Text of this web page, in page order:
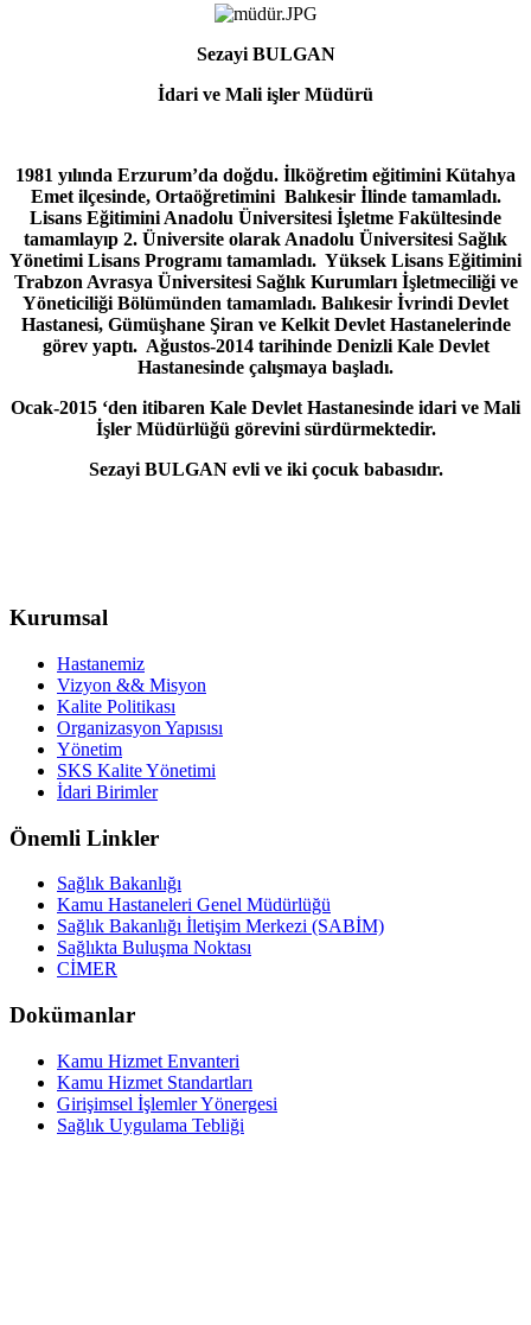
Sezayi BULGAN
İdari ve Mali işler Müdürü
1981 yılında Erzurum’da doğdu. İlköğretim eğitimini Kütahya
Emet ilçesinde, Ortaöğretimini Balıkesir İlinde tamamladı.
Lisans Eğitimini Anadolu Üniversitesi İşletme Fakültesinde
tamamlayıp 2. Üniversite olarak Anadolu Üniversitesi Sağlık
Yönetimi Lisans Programı tamamladı. Yüksek Lisans Eğitimini
Trabzon Avrasya Üniversitesi Sağlık Kurumları İşletmeciliği ve
Yöneticiliği Bölümünden tamamladı. Balıkesir İvrindi Devlet
Hastanesi, Gümüşhane Şiran ve Kelkit Devlet Hastanelerinde
görev yaptı. Ağustos-2014 tarihinde Denizli Kale Devlet
Hastanesinde çalışmaya başladı.
Ocak-2015 ‘den itibaren Kale Devlet Hastanesinde idari ve Mali
İşler Müdürlüğü görevini sürdürmektedir.
Sezayi BULGAN evli ve iki çocuk babasıdır.
Kurumsal
Hastanemiz
Vizyon && Misyon
Kalite Politikası
Organizasyon Yapısısı
Yönetim
SKS Kalite Yönetimi
İdari Birimler
Önemli Linkler
Sağlık Bakanlığı
Kamu Hastaneleri Genel Müdürlüğü
Sağlık Bakanlığı İletişim Merkezi (SABİM)
Sağlıkta Buluşma Noktası
CİMER
Dokümanlar
Kamu Hizmet Envanteri
Kamu Hizmet Standartları
Girişimsel İşlemler Yönergesi
Sağlık Uygulama Tebliği